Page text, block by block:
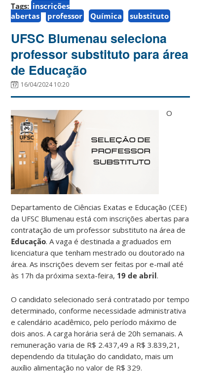
Tags: inscrições
abertas
professor Química substituto
UFSC Blumenau seleciona
professor substituto para área
de Educação
16/04/2024 10:20
O
Departamento de Ciências Exatas e Educação (CEE)
da UFSC Blumenau está com inscrições abertas para
contratação de um professor substituto na área de
Educação. A vaga é destinada a graduados em
licenciatura que tenham mestrado ou doutorado na
área. As inscrições devem ser feitas por e-mail até
às 17h da próxima sexta-feira, 19 de abril.
O candidato selecionado será contratado por tempo
determinado, conforme necessidade administrativa
e calendário acadêmico, pelo período máximo de
dois anos. A carga horária será de 20h semanais. A
remuneração varia de R$ 2.437,49 a R$ 3.839,21,
dependendo da titulação do candidato, mais um
auxílio alimentação no valor de R$ 329.